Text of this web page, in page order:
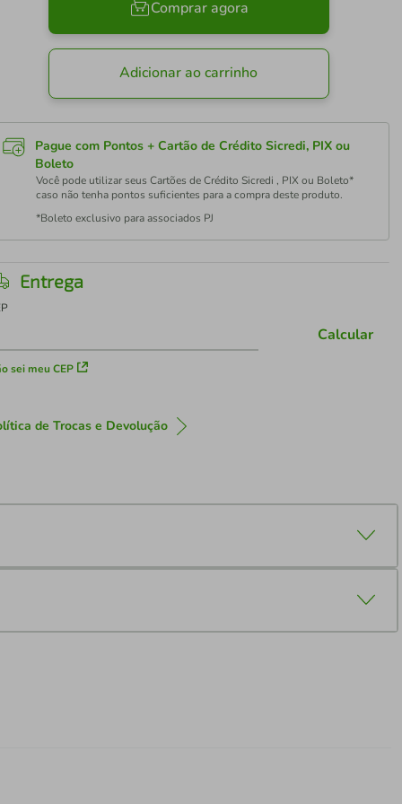
Comprar agora
Adicionar ao carrinho
Pague com Pontos + Cartão de Crédito Sicredi, PIX ou
Boleto
Você pode utilizar seus Cartões de Crédito Sicredi , PIX ou Boleto*
caso não tenha pontos suficientes para a compra deste produto.
*Boleto exclusivo para associados PJ
Entrega
sei meu CEP
Calcular
de Trocas e Devolução